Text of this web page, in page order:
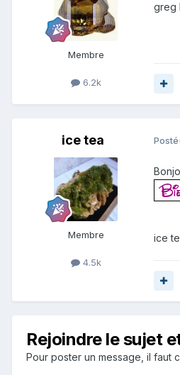
Membre
6.2k
greg
ice tea
Membre
4.5k
ice
Rejoindre le sujet
Pour poster un message, il faut